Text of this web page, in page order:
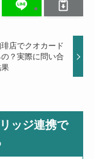
店でクオカード
？実際に問い合
ッジ連携で